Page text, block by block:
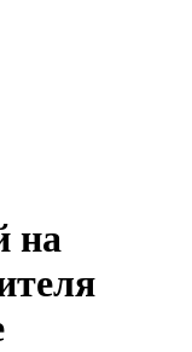
на